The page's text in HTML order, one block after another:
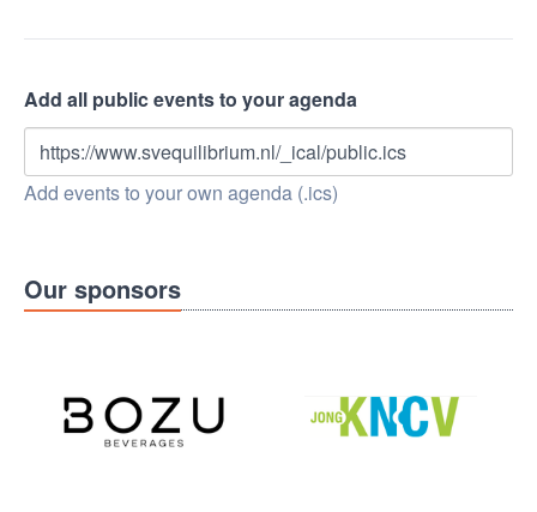
Add all public events to your agenda
https://www.svequilibrium.nl/_ical/public.ics
Add events to your own agenda (.ics)
Our sponsors